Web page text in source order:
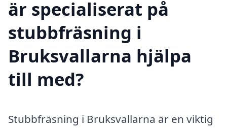
är specialiserat på
stubbfräsning i
Bruksvallarna hjälpa
till med?
Stubbfräsning i Bruksvallarna är en viktig